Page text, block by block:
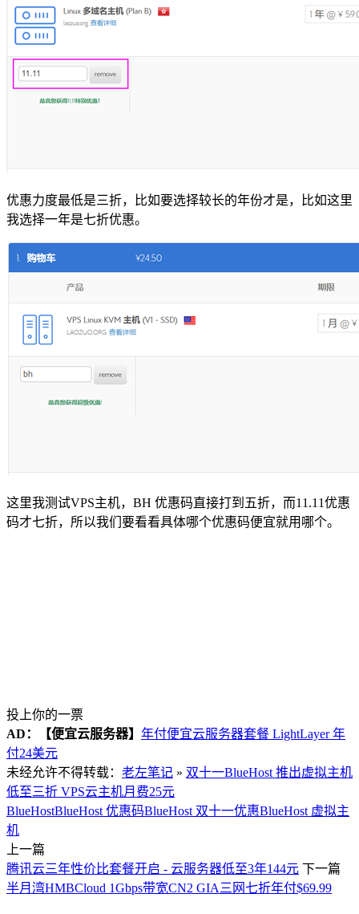
优惠力度最低是三折，比如要选择较长的年份才是，比如这里
我选择一年是七折优惠。
这里我测试VPS主机， BH 优惠码直接打到五折，而11.11优惠
码才七折，所以我们要看看具体哪个优惠码便宜就用哪个。
投上你的一票
AD：
【便宜云服务器】 年付便宜云服务器套餐 LightLayer 年
付24美元
未经允许不得转载： 老左笔记 » 双十一BlueHost 推出虚拟主机
低至三折 VPS云主机月费25元
BlueHostBlueHost 优惠码BlueHost 双十一优惠BlueHost 虚拟主
机
上一篇
腾讯云三年性价比套餐开启 - 云服务器低至3年144元 下一篇
半月湾HMBCloud 1Gbps带宽CN2 GIA三网七折年付$69.99